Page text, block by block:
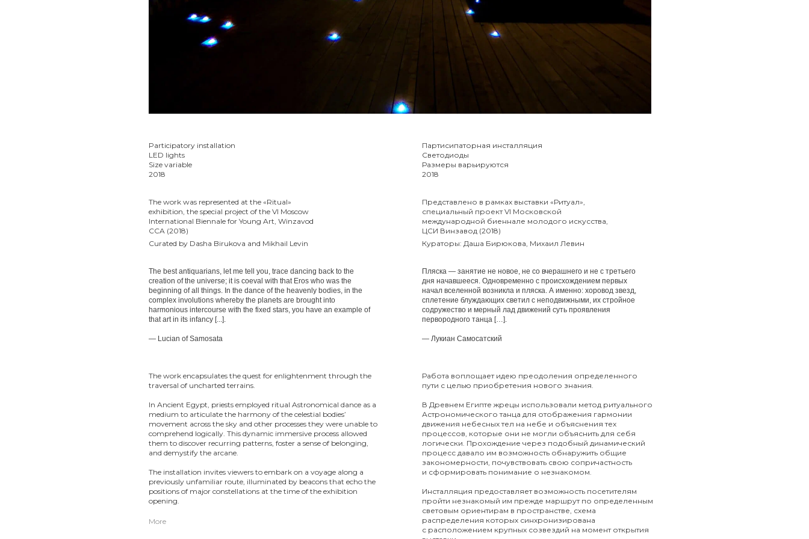
Participatory installation
LED lights
Size variable
2018
Партисипаторная инсталляция
Светодиоды
Размеры варьируются
2018
The work was represented at the «Ritual»
exhibition, the special project of the VI Moscow
International Biennale for Young Art, Winzavod
CCA (2018)
Представлено в рамках выставки «Ритуал»,
специальный проект VI Московской
международной биеннале молодого искусства,
ЦСИ Винзавод (2018)
Curated by Dasha Birukova and Mikhail Levin
Кураторы: Даша Бирюкова, Михаил Левин
The best antiquarians, let me tell you, trace dancing back to the
creation of the universe; it is coeval with that Eros who was the
beginning of all things. In the dance of the heavenly bodies, in the
complex involutions whereby the planets are brought into
harmonious intercourse with the fixed stars, you have an example of
that art in its infancy [...].
— Lucian of Samosata
Пляска — занятие не новое, не со вчерашнего и не с третьего
дня начавшееся. Одновременно с происхождением первых
начал вселенной возникла и пляска. А именно: хоровод звезд,
сплетение блуждающих светил с неподвижными, их стройное
содружество и мерный лад движений суть проявления
первородного танца […].
— Лукиан Самосатский
The work encapsulates the quest for enlightenment through the
traversal of uncharted terrains.
In Ancient Egypt, priests employed ritual Astronomical dance as a
medium to articulate the harmony of the celestial bodies’
movement across the sky and other processes they were unable to
comprehend logically. This dynamic immersive process allowed
them to discover recurring patterns, foster a sense of belonging,
and demystify the arcane.
The installation invites viewers to embark on a voyage along a
previously unfamiliar route, illuminated by beacons that echo the
positions of major constellations at the time of the exhibition
opening.
Работа воплощает идею преодоления определенного
пути с целью приобретения нового знания.
В Древнем Египте жрецы использовали метод ритуального
Астрономического танца для отображения гармонии
движения небесных тел на небе и объяснения тех
процессов, которые они не могли объяснить для себя
логически. Прохождение через подобный динамический
процесс давало им возможность обнаружить общие
закономерности, почувствовать свою сопричастность
и сформировать понимание о незнакомом.
Инсталляция предоставляет возможность посетителям
пройти незнакомый им прежде маршрут по определенным
световым ориентирам в пространстве, схема
распределения которых синхронизирована
с расположением крупных созвездий на момент открытия
More